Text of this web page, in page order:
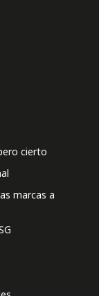
cierto
marcas a